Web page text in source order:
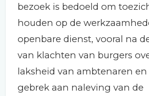
bezoek is bedoeld om
houden op de
openbare dienst, vooral na
van klachten van burgers
laksheid van ambtenaren
gebrek aan naleving van de